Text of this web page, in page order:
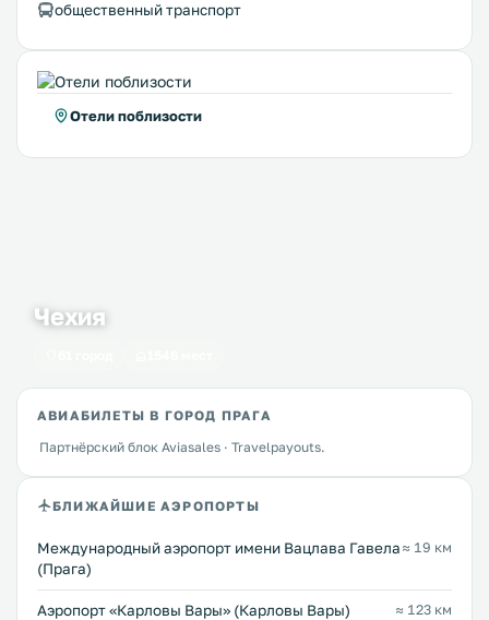
общественный транспорт
Отели поблизости
Чехия
АВИАБИЛЕТЫ В ГОРОД ПРАГА
Партнёрский блок Aviasales · Travelpayouts.
БЛИЖАЙШИЕ АЭРОПОРТЫ
Международный аэропорт имени Вацлава Гавела
(Прага)
≈ 19 км
Аэропорт «Карловы Вары» (Карловы Вары) ≈ 123 км